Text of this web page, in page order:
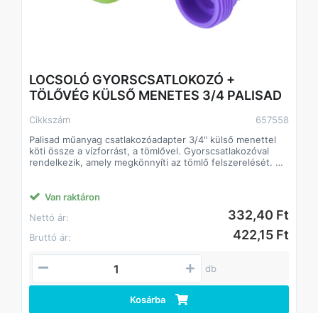
LOCSOLÓ GYORSCSATLOKOZÓ +
TÖLŐVÉG KÜLSŐ MENETES 3/4 PALISAD
Cikkszám
657558
Palisad műanyag csatlakozóadapter 3/4" külső menettel
köti össze a vízforrást, a tömlővel. Gyorscsatlakozóval
rendelkezik, amely megkönnyíti az tömlő felszerelését.
Sokoldalúság – alkalmas a Palisad öntözőrendszerek
Van raktáron
Nettó ár:
332,40 Ft
Bruttó ár: 422,15 Ft
db
Kosárba